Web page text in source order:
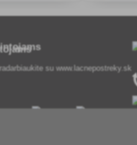
suwww.lacnepostreky.sk